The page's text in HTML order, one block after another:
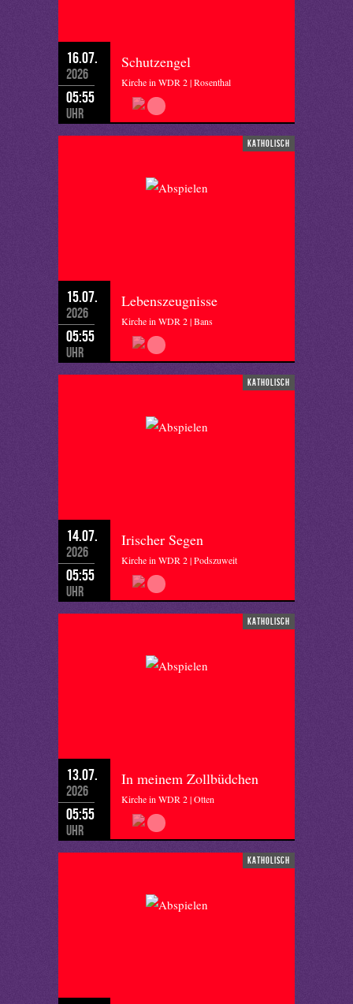
16.07.
2026
05:55
Uhr
Schutzengel
Kirche in WDR 2 | Rosenthal
katholisch
15.07.
2026
05:55
Uhr
Lebenszeugnisse
Kirche in WDR 2 | Bans
katholisch
14.07.
2026
05:55
Uhr
Irischer Segen
Kirche in WDR 2 | Podszuweit
katholisch
13.07.
2026
05:55
Uhr
In meinem Zollbüdchen
Kirche in WDR 2 | Otten
katholisch